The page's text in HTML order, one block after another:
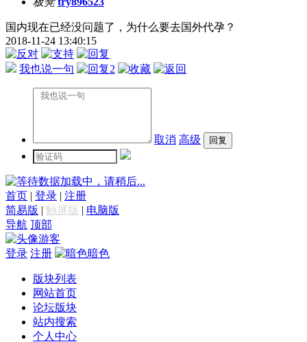
国内现在已经没问题了，为什么要去国外代孕？
2018-11-24 13:40:15
我也说一句 2
取消 高级
数据加载中，请稍后...
首页 | 登录 | 注册
简易版 | 触屏版 | 电脑版
导航 顶部
游客
登录 注册 暗色
版块列表
网站首页
论坛版块
站内搜索
个人中心